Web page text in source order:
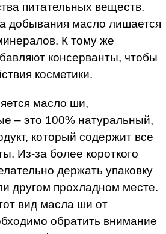
питательных веществ.
добывания масло лишается
К тому же
консерванты, чтобы
косметики.
масло ши,
– это 100% натуральный,
который содержит все
Из-за более короткого
держать упаковку
другом прохладном месте.
вид масла ши от
обратить внимание